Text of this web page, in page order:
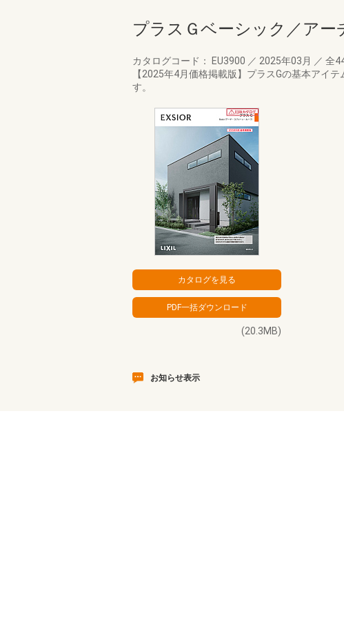
プラスＧベーシック／ア
カタログコード： EU3900 ／ 2025年03月 ／ 全
【2025年4月価格掲載版】プラスGの基本アイ
す。
(20.3MB)
お知らせ表示